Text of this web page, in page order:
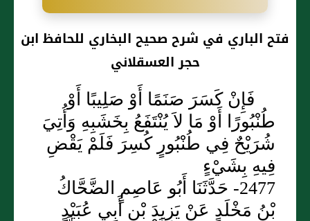
فتح الباري في شرح صحيح البخاري للحافظ ابن
حجر العسقلاني
فَإِنْ كَسَرَ صَنَمًا أَوْ صَلِيبًا أَوْ
طُنْبُورًا أَوْ مَا لاَ يُنْتَفَعُ بِخَشَبِهِ وَأُتِيَ
شُرَيْحٌ فِي طُنْبُورٍ كُسِرَ فَلَمْ يَقْضِ
فِيهِ بِشَيْءٍ
2477- حَدَّثَنَا أَبُو عَاصِمٍ الضَّحَّاكُ
بْنُ مَخْلَدٍ عَنْ يَزِيدَ بْنِ أَبِي عُبَيْدٍ